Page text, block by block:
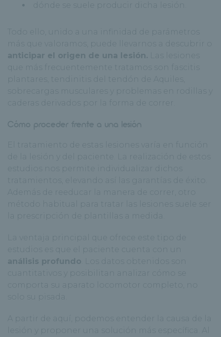
dónde se suele producir dicha lesión.
Todo ello, unido a una infinidad de parámetros
más que valoramos, puede llevarnos a descubrir o
anticipar el origen de una lesión. Las lesiones
que más frecuentemente tratamos son fascitis
plantares, tendinitis del tendón de Aquiles,
sobrecargas musculares y problemas en rodillas y
caderas derivados por la forma de correr.
Cómo proceder frente a una lesión
El tratamiento de estas lesiones varía en función
de la lesión y del paciente. La realización de estos
estudios nos permite individualizar dichos
tratamientos, elevando así las garantías de éxito.
Además de reeducar la manera de correr, otro
método habitual para tratar las lesiones suele ser
la prescripción de plantillas a medida.
La ventaja principal que ofrece este tipo de
estudios es que el paciente cuenta con un
análisis profundo . Los datos obtenidos son
cuantitativos y posibilitan analizar cómo se
comporta su aparato locomotor completo, no
solo su pisada.
A partir de aquí, podemos entender la causa de la
lesión y proponer una solución más específica. Al